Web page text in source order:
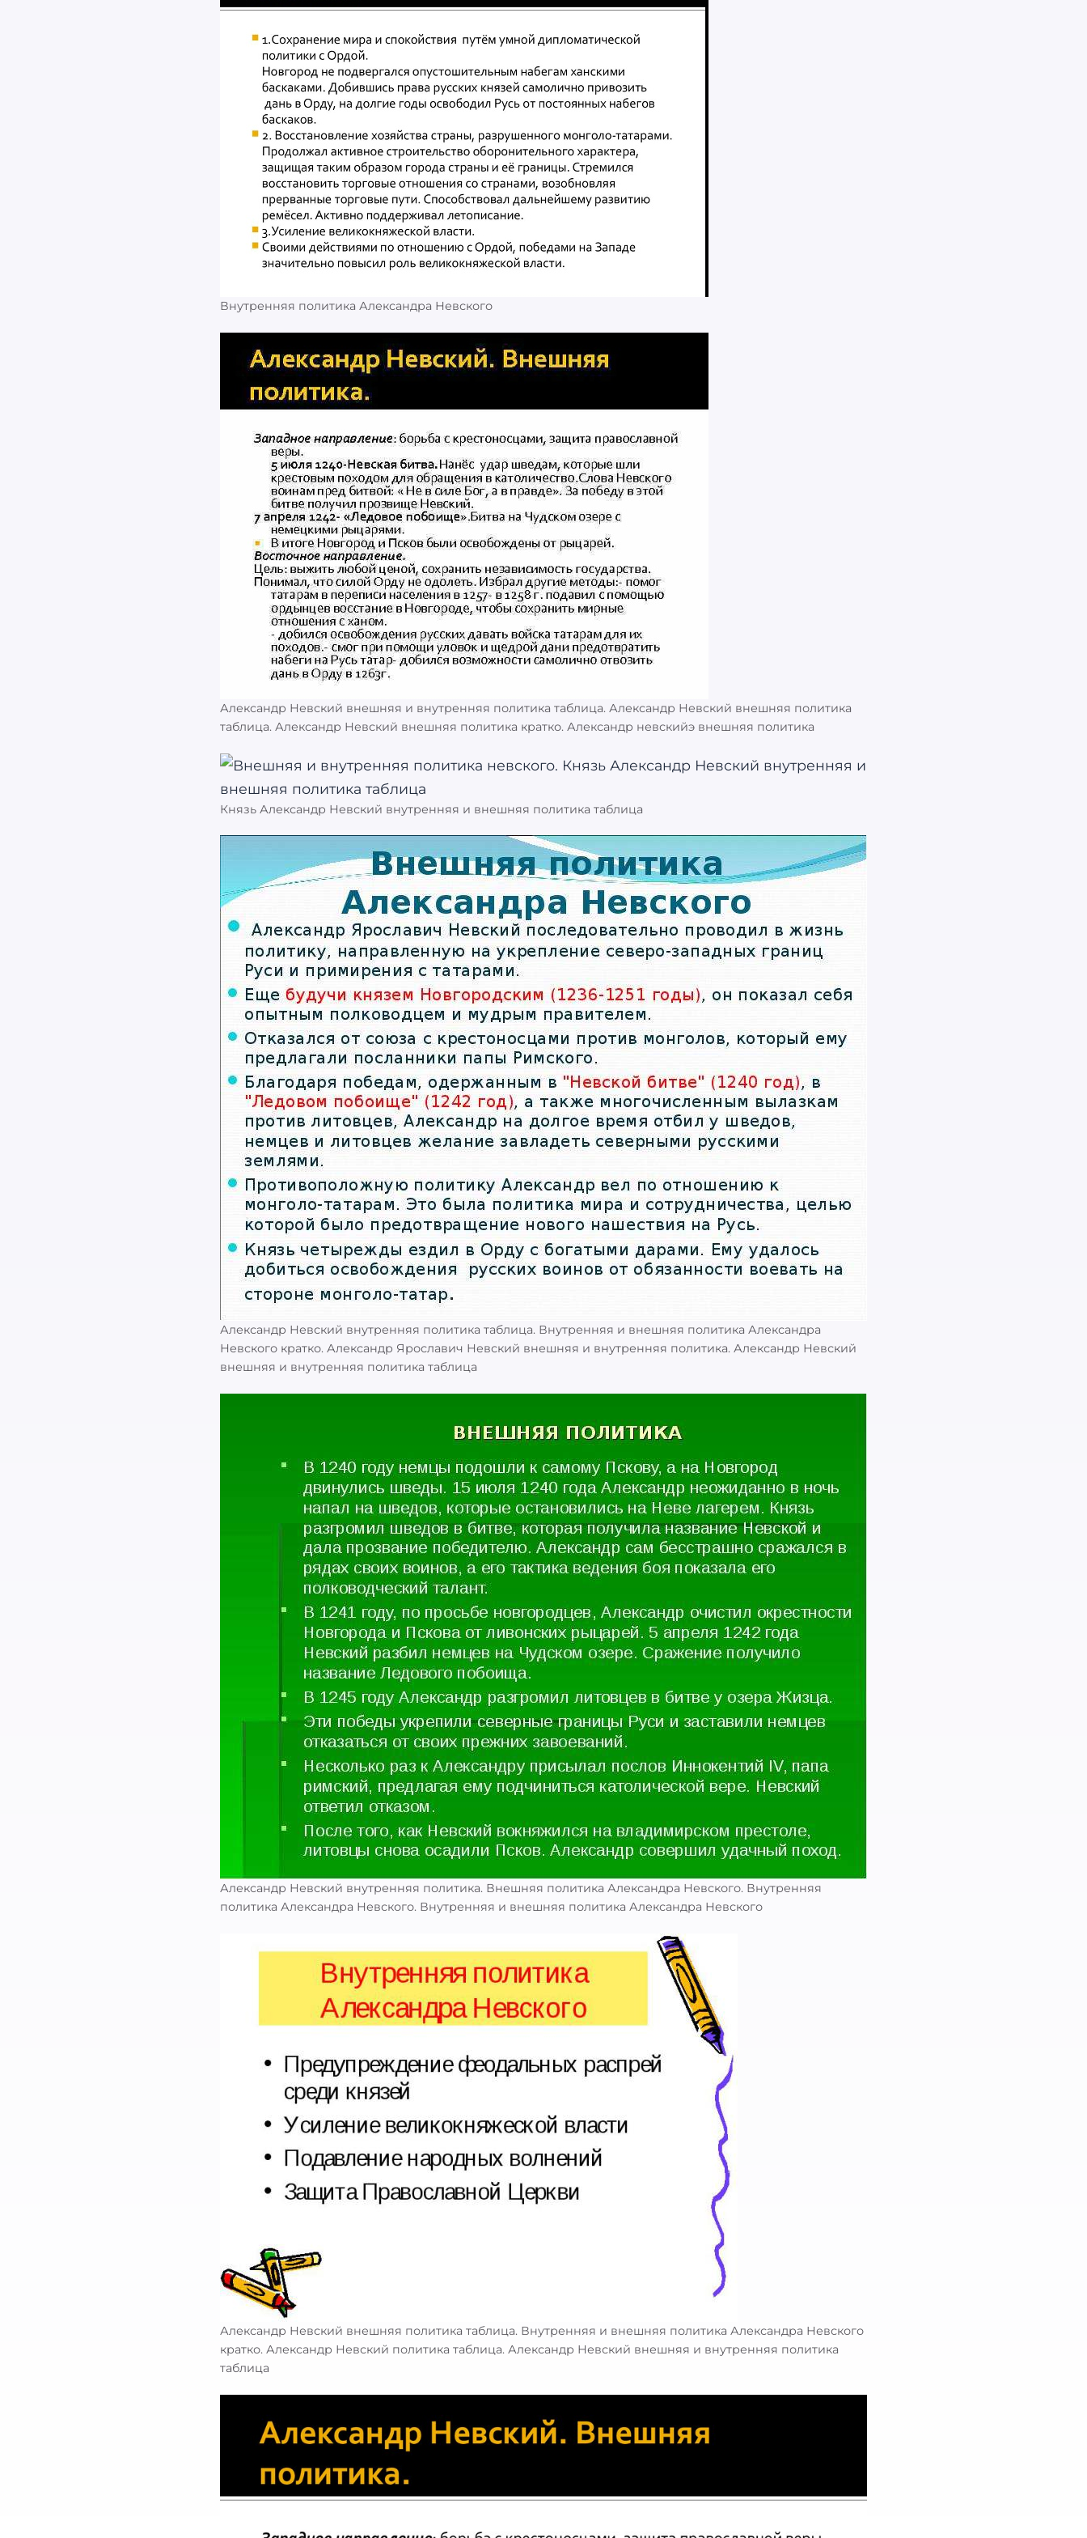
Внутренняя политика Александра Невского
Александр Невский внешняя и внутренняя политика таблица. Александр Невский внешняя политика
таблица. Александр Невский внешняя политика кратко. Александр невскийэ внешняя политика
Князь Александр Невский внутренняя и внешняя политика таблица
Александр Невский внутренняя политика таблица. Внутренняя и внешняя политика Александра
Невского кратко. Александр Ярославич Невский внешняя и внутренняя политика. Александр Невский
внешняя и внутренняя политика таблица
Александр Невский внутренняя политика. Внешняя политика Александра Невского. Внутренняя
политика Александра Невского. Внутренняя и внешняя политика Александра Невского
Александр Невский внешняя политика таблица. Внутренняя и внешняя политика Александра Невского
кратко. Александр Невский политика таблица. Александр Невский внешняя и внутренняя политика
таблица